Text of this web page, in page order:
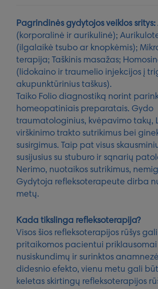
Pagrindinės gydytojos veiklos sritys:
(korporalinė ir aurikulinė);
(ilgalaikė tsubo ar knopkėmis);
terapija; Taškinis masažas;
(lidokaino ir traumelio injekcijos į
akupunktūrinius taškus).
Taiko Folio diagnostiką norint
homeopatiniais preparatais. Gydo
traumatologinius, kvėpavimo takų,
virškinimo trakto sutrikimus bei
susirgimus. Taip pat visus
susijusius su stuburo ir sąnarių
Nerimo, nuotaikos sutrikimus,
Gydytoja refleksoterapeute dirba
metų.
Kada tikslinga refleksoterapija?
Visos šios refleksoterapijos rūšys
pritaikomos pacientui
nusiskundimų ir surinktos
didesnio efekto, vienu metu gali
keletas skirtingų refleksoterapijos